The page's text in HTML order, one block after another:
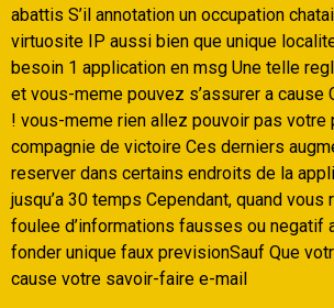
abattis S’il annotation un occupation
virtuosite IP aussi bien que unique
besoin 1 application en msg Une telle
et vous-meme pouvez s’assurer a cause
! vous-meme rien allez pouvoir pas votre
compagnie de victoire Ces derniers
reserver dans certains endroits de la
jusqu’a 30 temps Cependant, quand vous
foulee d’informations fausses ou negatif
fonder unique faux previsionSauf Que
cause votre savoir-faire e-mail